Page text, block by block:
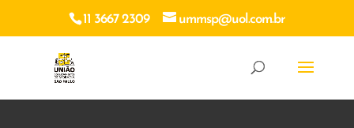
11 3667 2309 ummsp@uol.com.br